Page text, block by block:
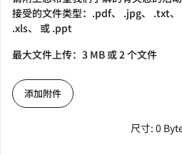
接受的文件类型：.pdf、 .jpg、 .txt
.xls、 或 .ppt
最大文件上传：3 MB 或 2 个文件
添加附件
尺寸: 0